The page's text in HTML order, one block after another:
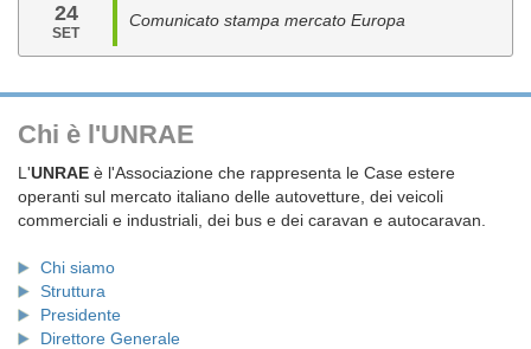
24
SET
Comunicato stampa mercato Europa
Chi è l'UNRAE
L'UNRAE è l'Associazione che rappresenta le Case estere
operanti sul mercato italiano delle autovetture, dei veicoli
commerciali e industriali, dei bus e dei caravan e autocaravan.
Chi siamo
Struttura
Presidente
Direttore Generale